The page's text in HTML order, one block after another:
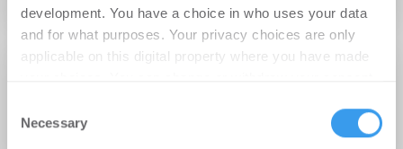
development. You have a choice in who uses your data
and for what purposes. Your privacy choices are only
applicable on this digital property where you have made
the Privacy trigger icon.
Selection
Necessary
Eventreihe „Mehr Durchblick bei Smart Home-
Lösungen“ startet mit digitalSTROM